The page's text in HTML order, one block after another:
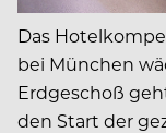
Das
bei München
Erdgeschoß
den Start der